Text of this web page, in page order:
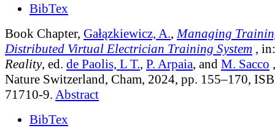
BibTex
Book Chapter, Gałązkiewicz, A., Managing
Distributed Virtual Electrician Training System ,
Reality, ed. de Paolis, L T., P. Arpaia, and M. Sacco
Nature Switzerland, Cham, 2024, pp. 155–170,
71710-9. Abstract
BibTex